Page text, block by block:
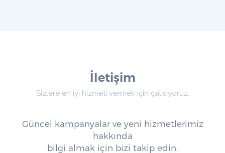
İletişim
Sizlere en iyi hizmeti vermek için çalışıyoruz.
Güncel kampanyalar ve yeni hizmetlerimiz
hakkında
bilgi almak için bizi takip edin.